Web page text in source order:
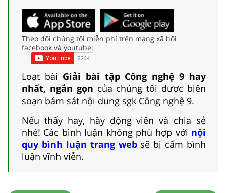
Theo dõi chúng tôi miễn phí trên mạng xã hội
facebook và youtube:
Loạt bài Giải bài tập Công nghệ 9 hay
nhất, ngắn gọn của chúng tôi được biên
soạn bám sát nội dung sgk Công nghệ 9.
Nếu thấy hay, hãy động viên và chia sẻ
nhé! Các bình luận không phù hợp với nội
quy bình luận trang websẽ bị cấm bình
luận vĩnh viễn.